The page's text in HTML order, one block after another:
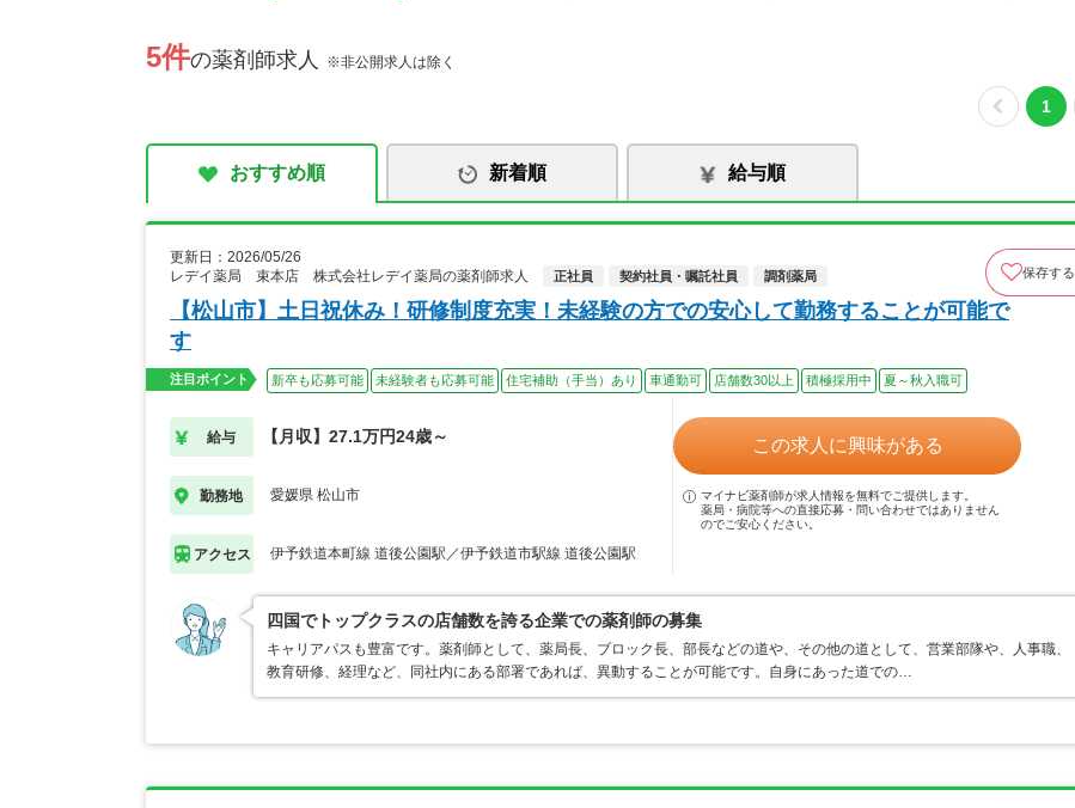
5件の薬剤師求人 ※非公開求人は除く
1
おすすめ順 新着順 給与順
更新日：2026/05/26
レデイ薬局 束本店 株式会社レデイ薬局の薬剤師求人
正社員 契約社員・嘱託社員 調剤薬局 保存する
【松山市】土日祝休み！研修制度充実！未経験の方での安心して勤務することが可能で
す
注目ポイント 新卒も応募可能 未経験者も応募可能 住宅補助（手当）あり 車通勤可 店舗数30以上 積極採用中 夏～秋入職可
給与 【月収】27.1万円24歳～
勤務地 愛媛県 松山市
アクセス 伊予鉄道本町線 道後公園駅／伊予鉄道市駅線 道後公園駅
この求人に興味がある
マイナビ薬剤師が求人情報を無料でご提供します。
薬局・病院等への直接応募・問い合わせではありません
のでご安心ください。
四国でトップクラスの店舗数を誇る企業での薬剤師の募集
キャリアパスも豊富です。薬剤師として、薬局長、ブロック長、部長などの道や、その他の道として、営業部隊や、人事職、
教育研修、経理など、同社内にある部署であれば、異動することが可能です。自身にあった道での…